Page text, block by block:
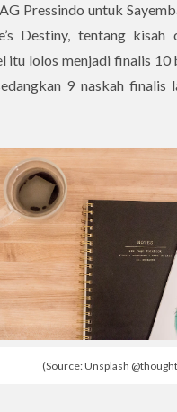
Pressindo untuk
Destiny, tentang
itu lolos menjadi finalis
9 naskah
(Source: Unsplash